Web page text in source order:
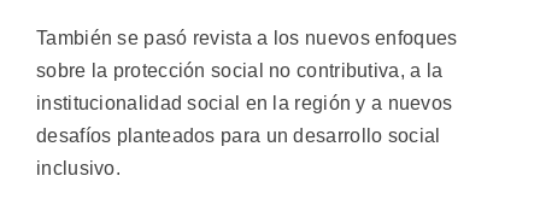
También se pasó revista a los nuevos enfoques
sobre la protección social no contributiva, a la
institucionalidad social en la región y a nuevos
desafíos planteados para un desarrollo social
inclusivo.